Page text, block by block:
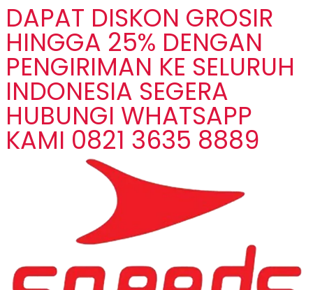
DAPAT DISKON GROSIR
HINGGA 25% DENGAN
PENGIRIMAN KE SELURUH
INDONESIA SEGERA
HUBUNGI WHATSAPP
KAMI 0821 3635 8889